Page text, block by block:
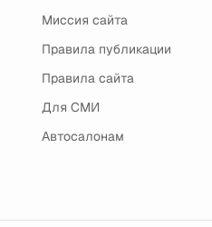
Миссия сайта
Правила публикации
Правила сайта
Для СМИ
Автосалонам